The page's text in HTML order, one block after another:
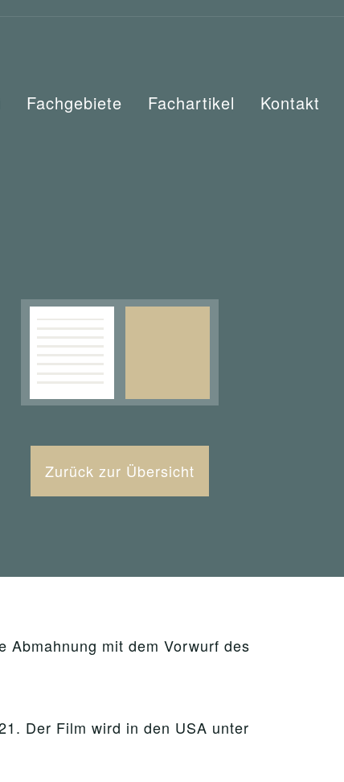
Fachgebiete Fachartikel Kontakt
Zurück zur Übersicht
Abmahnung mit dem Vorwurf des
Der Film wird in den USA unter